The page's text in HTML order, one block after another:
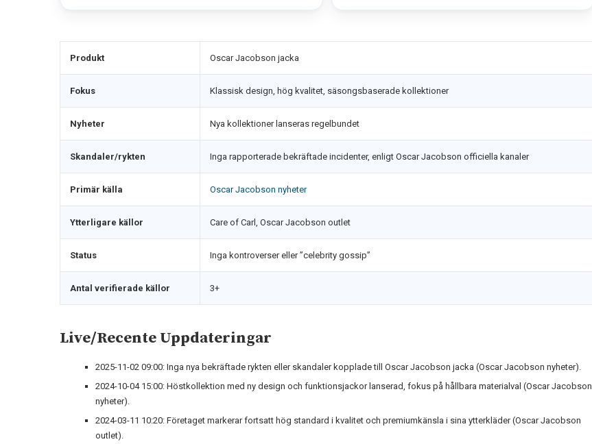
Produkt Oscar Jacobson jacka
Fokus Klassisk design, hög kvalitet, säsongsbaserade kollektioner
Nyheter Nya kollektioner lanseras regelbundet
Skandaler/rykten Inga rapporterade bekräftade incidenter, enligt Oscar Jacobson officiella kanaler
Primär källa Oscar Jacobson nyheter
Ytterligare källor Care of Carl, Oscar Jacobson outlet
Status Inga kontroverser eller ”celebrity gossip”
Antal verifierade källor 3+
Live/Recente Uppdateringar
2025-11-02 09:00: Inga nya bekräftade rykten eller skandaler kopplade till Oscar Jacobson jacka (Oscar Jacobson nyheter).
2024-10-04 15:00: Höstkollektion med ny design och funktionsjackor lanserad, fokus på hållbara materialval (Oscar Jacobson
nyheter).
2024-03-11 10:20: Företaget markerar fortsatt hög standard i kvalitet och premiumkänsla i sina ytterkläder (Oscar Jacobson
outlet).